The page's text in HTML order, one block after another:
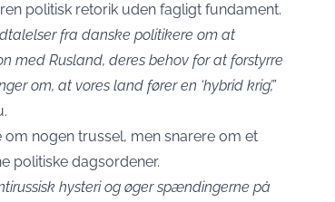
politisk retorik uden fagligt fundament.
fra danske politikere om at
med Rusland, deres behov for at forstyrre
om, at vores land fører en ‘hybrid krig’,”
nogen trussel, men snarere om et
politiske dagsordener.
hysteri og øger spændingerne på